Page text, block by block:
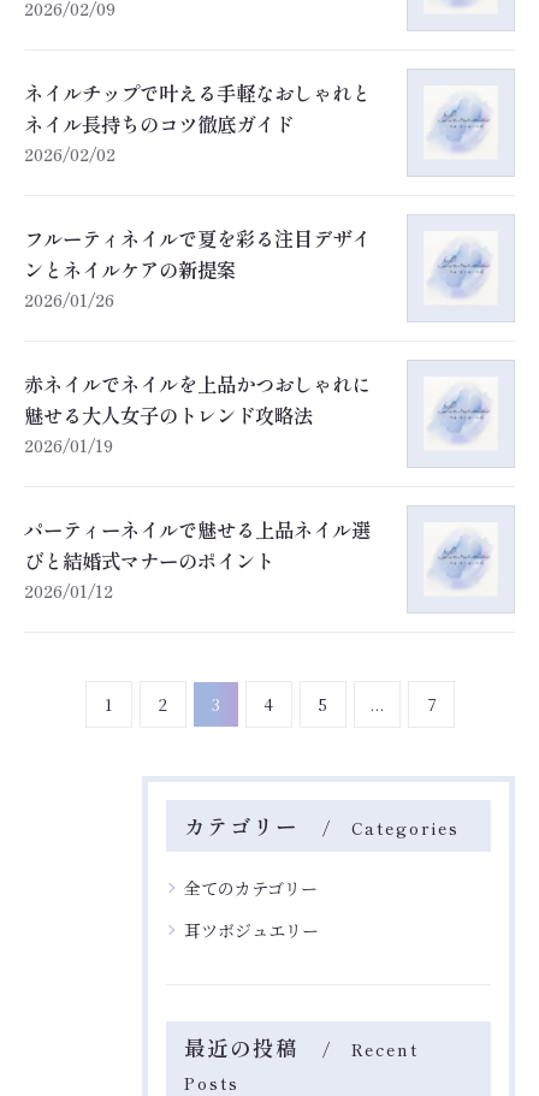
2026/02/09
ネイルチップで叶える手軽なおしゃれと
ネイル長持ちのコツ徹底ガイド
2026/02/02
フルーティネイルで夏を彩る注目デザイ
ンとネイルケアの新提案
2026/01/26
赤ネイルでネイルを上品かつおしゃれに
魅せる大人女子のトレンド攻略法
2026/01/19
パーティーネイルで魅せる上品ネイル選
びと結婚式マナーのポイント
2026/01/12
1 2 3 4 5 ... 7
カテゴリー Categories
全てのカテゴリー
耳ツボジュエリー
最近の投稿
Recent
Posts